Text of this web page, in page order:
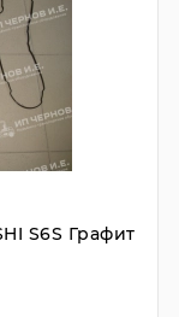
S6S Графит